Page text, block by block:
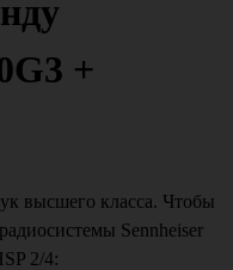
+
высшего класса. Чтобы
Sennheiser
2/4: